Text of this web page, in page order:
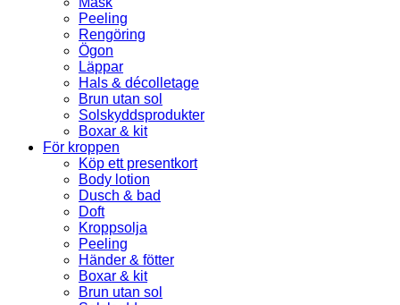
Peeling
Rengöring
Ögon
Läppar
Hals & décolletage
Brun utan sol
Solskyddsprodukter
Boxar & kit
För kroppen
Köp ett presentkort
Body lotion
Dusch & bad
Doft
Kroppsolja
Peeling
Händer & fötter
Boxar & kit
Brun utan sol